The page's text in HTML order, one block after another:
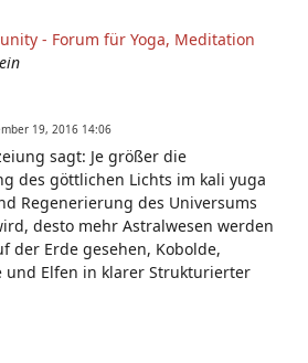
- Forum für Yoga, Meditation
19, 2016 14:06
sagt: Je größer die
des göttlichen Lichts im kali yuga
Regenerierung des Universums
desto mehr Astralwesen werden
der Erde gesehen, Kobolde,
und Elfen in klarer Strukturierter